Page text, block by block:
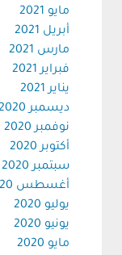
مايو 2021
أبريل 2021
مارس 2021
فبراير 2021
يناير 2021
ديسمبر 2020
نوفمبر 2020
أكتوبر 2020
سبتمبر 2020
أغسطس 2020
يوليو 2020
يونيو 2020
مايو 2020